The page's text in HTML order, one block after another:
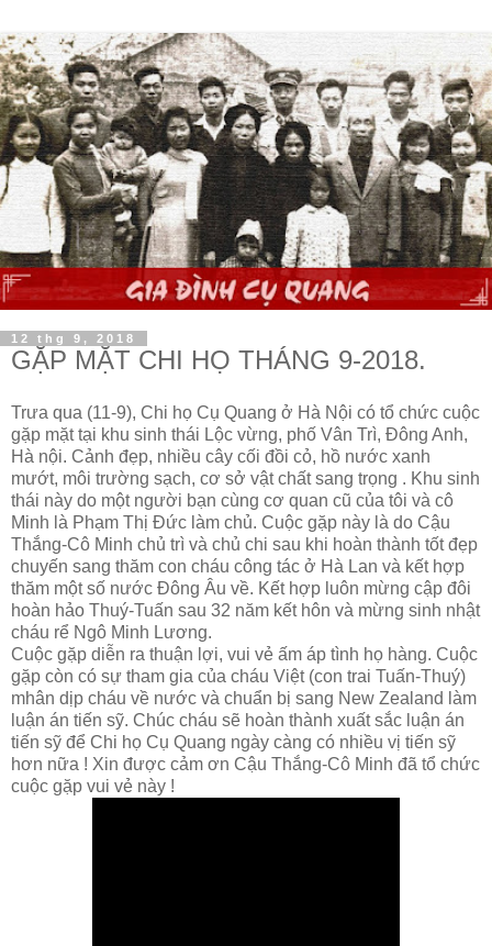
12 thg 9, 2018
GẶP MẶT CHI HỌ THÁNG 9-2018.
Trưa qua (11-9), Chi họ Cụ Quang ở Hà Nội có tổ chức cuộc
gặp mặt tại khu sinh thái Lộc vừng, phố Vân Trì, Đông Anh,
Hà nội. Cảnh đẹp, nhiều cây cối đồi cỏ, hồ nước xanh
mướt, môi trường sạch, cơ sở vật chất sang trọng . Khu sinh
thái này do một người bạn cùng cơ quan cũ của tôi và cô
Minh là Phạm Thị Đức làm chủ. Cuộc gặp này là do Cậu
Thắng-Cô Minh chủ trì và chủ chi sau khi hoàn thành tốt đẹp
chuyến sang thăm con cháu công tác ở Hà Lan và kết hợp
thăm một số nước Đông Âu về. Kết hợp luôn mừng cập đôi
hoàn hảo Thuý-Tuấn sau 32 năm kết hôn và mừng sinh nhật
cháu rể Ngô Minh Lương.
Cuộc gặp diễn ra thuận lợi, vui vẻ ấm áp tình họ hàng. Cuộc
gặp còn có sự tham gia của cháu Việt (con trai Tuấn-Thuý)
mhân dịp cháu về nước và chuẩn bị sang New Zealand làm
luận án tiến sỹ. Chúc cháu sẽ hoàn thành xuất sắc luận án
tiến sỹ để Chi họ Cụ Quang ngày càng có nhiều vị tiến sỹ
hơn nữa ! Xin được cảm ơn Cậu Thắng-Cô Minh đã tổ chức
cuộc gặp vui vẻ này !